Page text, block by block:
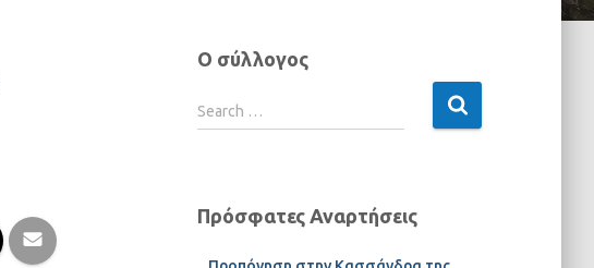
Ο σύλλογος
Search …
Πρόσφατες Αναρτήσεις